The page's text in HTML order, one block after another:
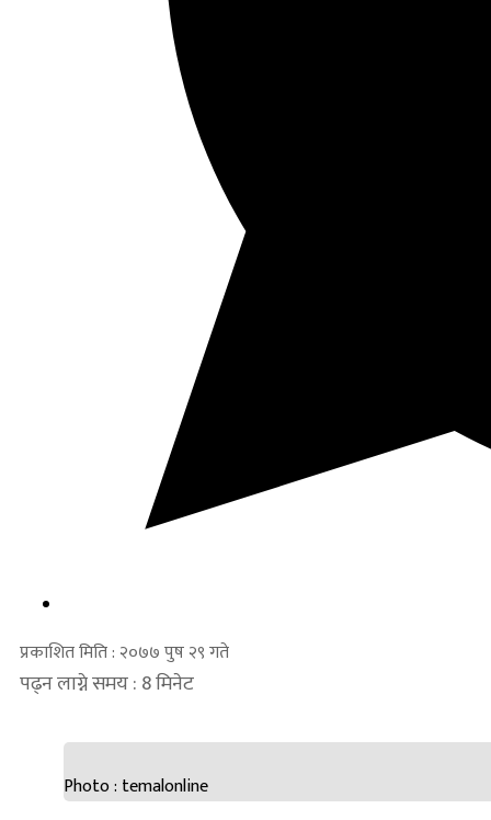
प्रकाशित मिति : २०७७ पुष २९ गते
पढ्न लाग्ने समय : 8 मिनेट
Photo : temalonline